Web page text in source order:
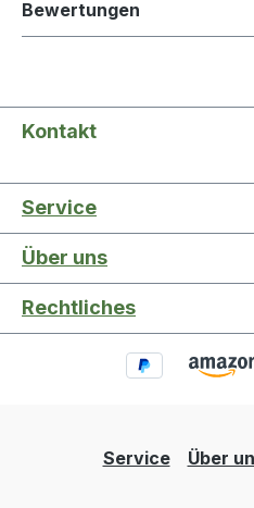
Bewertungen
Kontakt
Service
Über uns
Rechtliches
Service Über